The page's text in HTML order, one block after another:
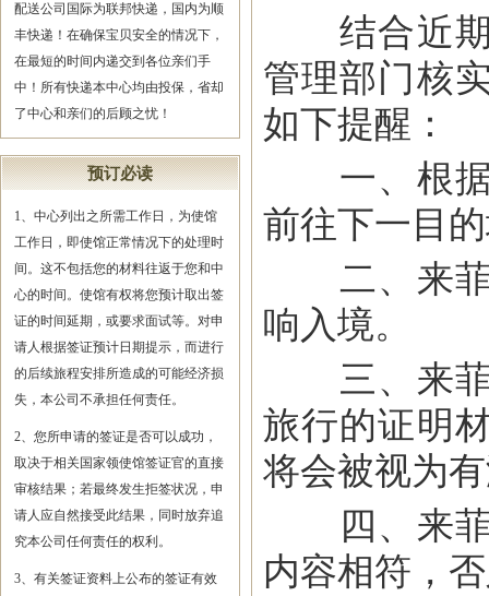
配送公司国际为联邦快递，国内为顺
丰快递！在确保宝贝安全的情况下，
在最短的时间内递交到各位亲们手
中！所有快递本中心均由投保，省却
了中心和亲们的后顾之忧！
预订必读
1、中心列出之所需工作日，为使馆
工作日，即使馆正常情况下的处理时
间。这不包括您的材料往返于您和中
心的时间。使馆有权将您预计取出签
证的时间延期，或要求面试等。对申
请人根据签证预计日期提示，而进行
的后续旅程安排所造成的可能经济损
失，本公司不承担任何责任。
2、您所申请的签证是否可以成功，
取决于相关国家领使馆签证官的直接
审核结果；若最终发生拒签状况，申
请人应自然接受此结果，同时放弃追
究本公司任何责任的权利。
3、有关签证资料上公布的签证有效
结合近期
管理部门核
如下提醒：
一、根据
前往下一目
二、来菲
响入境。
三、来菲
旅行的证明
将会被视为
四、来菲
内容相符，